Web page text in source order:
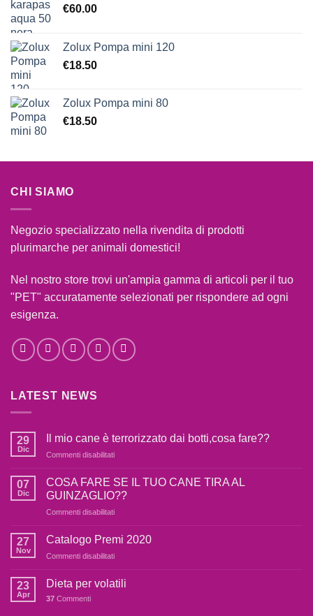
€60.00
Zolux Pompa mini 120
€18.50
Zolux Pompa mini 80
€18.50
CHI SIAMO
Negozio specializzato nella rivendita di prodotti
plurimarche per animali domestici!
Nel nostro store trovi un'ampia gamma di articoli per il tuo
"PET" accuratamente selezionati per rispondere ad ogni
esigenza.
LATEST NEWS
29
Dic
Il mio cane è terrorizzato dai botti,cosa fare??
Commenti disabilitatisu
mio
cane
è
terrorizzato
botti,cosa
07
Dic
COSA FARE SE IL TUO CANE TIRA AL
GUINZAGLIO??
Commenti disabilitatisu
FARE
IL
CANE
27
Nov
Catalogo Premi 2020
Commenti disabilitatisu
Premi
23
Apr
Dieta per volatili
37 Commenti